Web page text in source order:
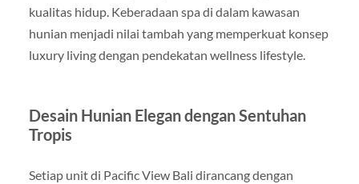
kualitas hidup. Keberadaan spa di dalam kawasan
hunian menjadi nilai tambah yang memperkuat konsep
luxury living dengan pendekatan wellness lifestyle.
Desain Hunian Elegan dengan Sentuhan
Tropis
Setiap unit di Pacific View Bali dirancang dengan